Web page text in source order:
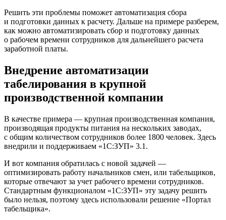
Решить эти проблемы поможет автоматизация сбора
и подготовки данных к расчету. Дальше на примере разберем,
как можно автоматизировать сбор и подготовку данных
о рабочем времени сотрудников для дальнейшего расчета
заработной платы.
Внедрение автоматизации
табелирования в крупной
производственной компании
В качестве примера — крупная производственная компания,
производящая продукты питания на нескольких заводах,
с общим количеством сотрудников более 1800 человек. Здесь
внедрили и поддерживаем «1С:ЗУП» 3.1.
И вот компания обратилась с новой задачей —
оптимизировать работу начальников смен, или табельщиков,
которые отвечают за учет рабочего времени сотрудников.
Стандартным функционалом «1С:ЗУП» эту задачу решить
было нельзя, поэтому здесь использовали решение «Портал
табельщика».